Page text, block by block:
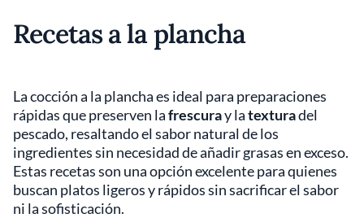
Recetas a la plancha
La cocción a la plancha es ideal para preparaciones
rápidas que preserven lafrescuray latexturadel
pescado, resaltando el sabor natural de los
ingredientes sin necesidad de añadir grasas en exceso.
Estas recetas son una opción excelente para quienes
buscan platos ligeros y rápidos sin sacrificar el sabor
ni la sofisticación.